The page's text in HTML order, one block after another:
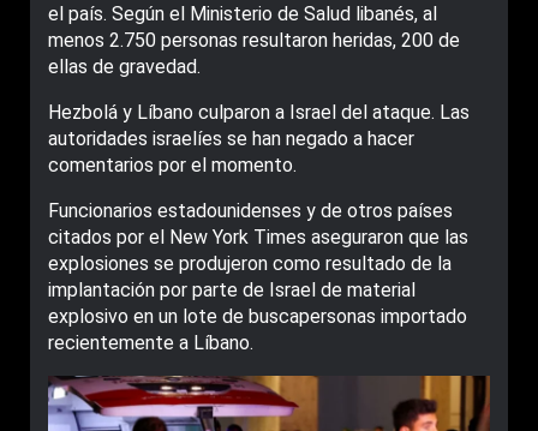
el país. Según el Ministerio de Salud libanés, al
menos 2.750 personas resultaron heridas, 200 de
ellas de gravedad.
Hezbolá y Líbano culparon a Israel del ataque. Las
autoridades israelíes se han negado a hacer
comentarios por el momento.
Funcionarios estadounidenses y de otros países
citados por el New York Times aseguraron que las
explosiones se produjeron como resultado de la
implantación por parte de Israel de material
explosivo en un lote de buscapersonas importado
recientemente a Líbano.